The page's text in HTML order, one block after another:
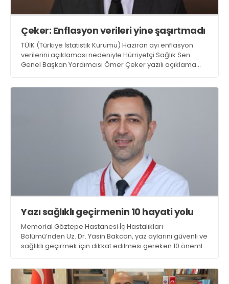
Çeker: Enflasyon verileri yine şaşırtmadı
TÜİK (Türkiye İstatistik Kurumu) Haziran ayı enflasyon
verilerini açıklaması nedeniyle Hürriyetçi Sağlık Sen
Genel Başkan Yardımcısı Ömer Çeker yazılı açıklama
Yazı sağlıklı geçirmenin 10 hayati yolu
Memorial Göztepe Hastanesi İç Hastalıkları
Bölümü’nden Uz. Dr. Yasin Bakcan, yaz aylarını güvenli ve
sağlıklı geçirmek için dikkat edilmesi gereken 10 önemli